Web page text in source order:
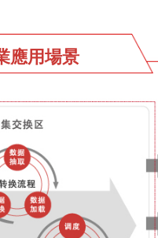
應用場景